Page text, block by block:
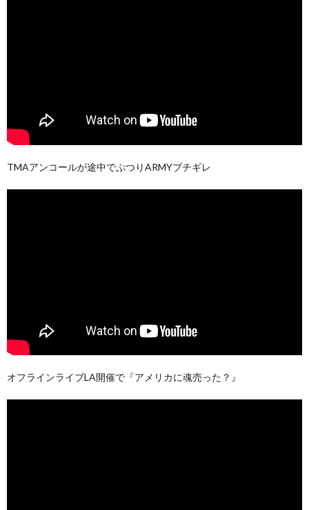
TMAアンコールが途中でぷつりARMYブチギレ
オフラインライブLA開催で『アメリカに魂売った？』